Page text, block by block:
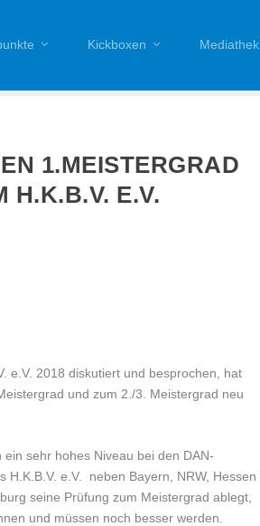
Kickboxen Mediathek
1.MEISTERGRAD
H.K.B.V. E.V.
e.V. 2018 diskutiert und besprochen, hat
und zum 2./3. Meistergrad neu
sehr hohes Niveau bei den DAN-
e.V. neben Bayern, NRW, Hessen
seine Prüfung zum Meistergrad ablegt,
und müssen noch besser werden.